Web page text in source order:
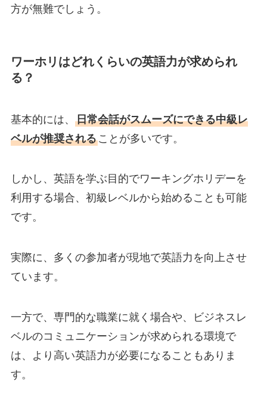
方が無難でしょう。
ワーホリはどれくらいの英語力が求められ
る？
基本的には、 日常会話がスムーズにできる中級レ
ベルが推奨されることが多いです。
しかし、英語を学ぶ目的でワーキングホリデーを
利用する場合、初級レベルから始めることも可能
です。
実際に、多くの参加者が現地で英語力を向上させ
ています。
一方で、専門的な職業に就く場合や、ビジネスレ
ベルのコミュニケーションが求められる環境で
は、より高い英語力が必要になることもありま
す。